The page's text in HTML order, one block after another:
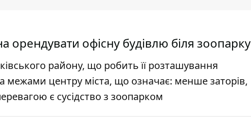
офісну будівлю біля зоопарку
району, що робить її розташування
межами центру міста, що означає: менше заторів,
є сусідство з зоопарком